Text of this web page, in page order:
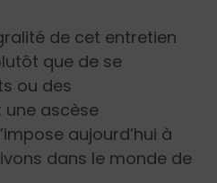
de cet entretien
que de se
ou des
une ascèse
aujourd’hui à
dans le monde de